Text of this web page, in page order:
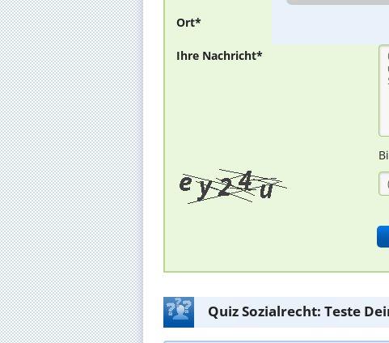
Ort*
Ihre Nachricht*
Quiz Sozialrecht: Teste